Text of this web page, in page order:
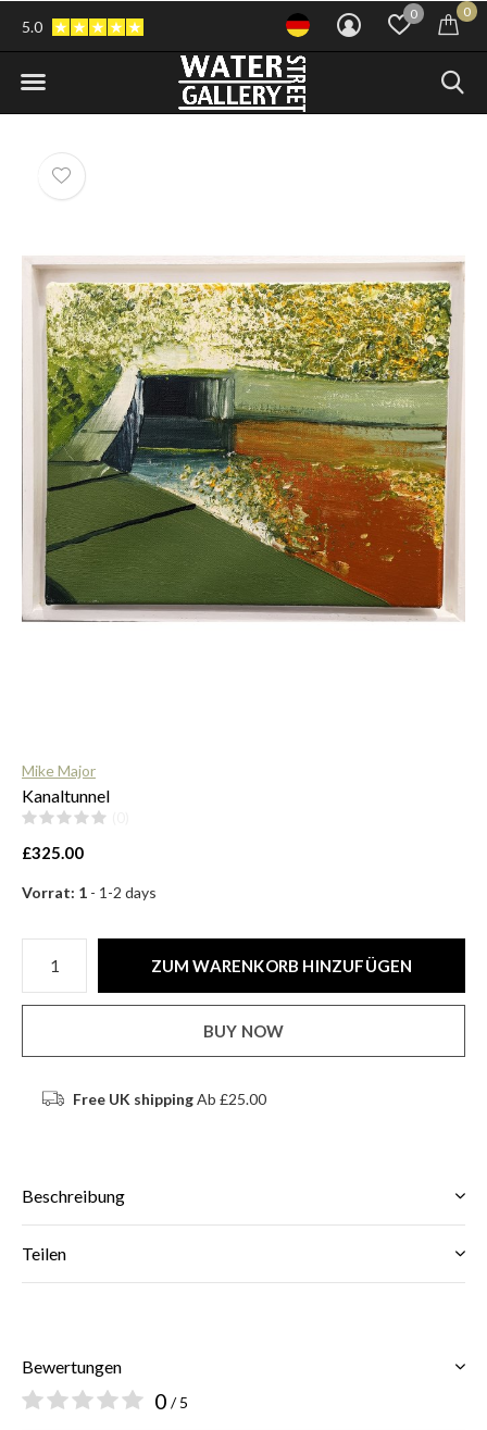
0 0
5.0
Mike Major
Kanaltunnel
£325.00
Vorrat: 1 - 1-2 days
ZUM WARENKORB HINZUFÜGEN
BUY NOW
Free UK shippingAb £25.00
Beschreibung
Teilen
Bewertungen
0 / 5